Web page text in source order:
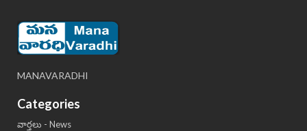
MANAVARADHI
Categories
వార్తలు - News